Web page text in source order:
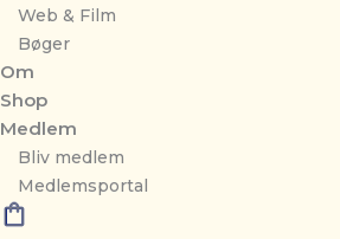
Web & Film
Bøger
Om
Shop
Medlem
Bliv medlem
Medlemsportal